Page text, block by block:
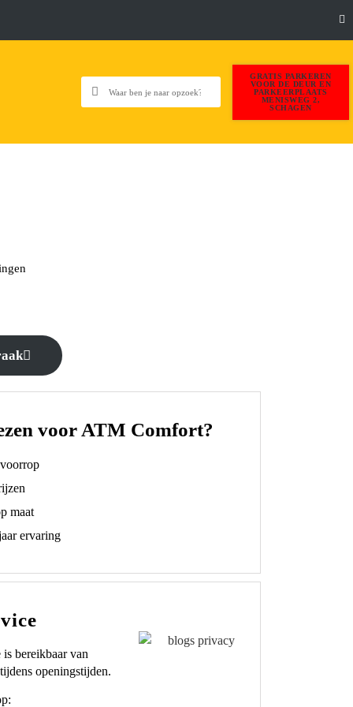
GRATIS PARKEREN
VOOR DE DEUR EN
PARKEERPLAATS
MENISWEG 2,
SCHAGEN
voor ATM Comfort?
maat
ervaring
bereikbaar van
openingstijden.